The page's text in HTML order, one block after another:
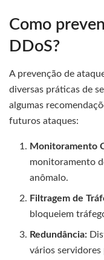
Como
DDoS?
A prevenção de
diversas práticas de
algumas
futuros ataques:
Monitoramento
monitoramento
anômalo.
Filtragem de
bloqueiem
Redundância:
vários servidores